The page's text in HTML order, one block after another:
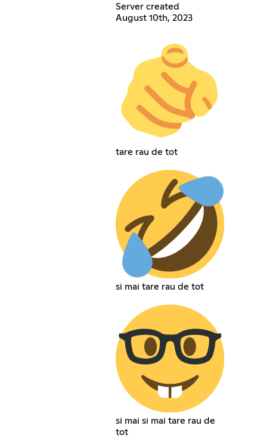
Server created
August 10th, 2023
tare rau de tot
si mai tare rau de tot
si mai si mai tare rau de
tot